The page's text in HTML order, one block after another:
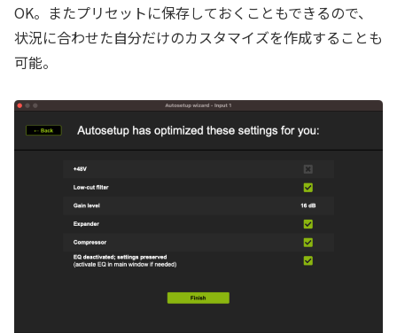
OK。またプリセットに保存しておくこともできるので、
状況に合わせた自分だけのカスタマイズを作成することも
可能。